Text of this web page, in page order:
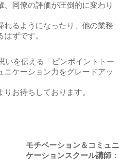
、同僚の評価が圧倒的に変わり
れるようになったり、他の業務
ずです。
いを伝える「ピンポイントトー
ニケーション力をグレードアッ
お待ちしております。
モチベーション＆コミュニ
ケーションスクール講師：